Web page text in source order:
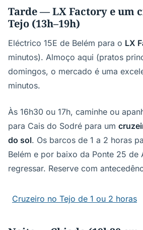
Tarde — LX Factory e um
Tejo (13h–19h)
Eléctrico 15E de Belém para o LX
minutos). Almoço aqui (pratos
domingos, o mercado é uma
minutos.
Às 16h30 ou 17h, caminhe ou
para Cais do Sodré para um
do sol. Os barcos de 1 a 2 horas
Belém e por baixo da Ponte 25 de
regressar. Reserve com
Cruzeiro no Tejo de 1 ou 2 horas